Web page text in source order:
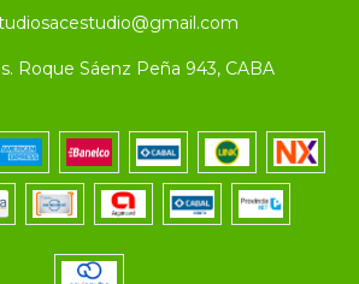
Roque Sáenz Peña 943, CABA